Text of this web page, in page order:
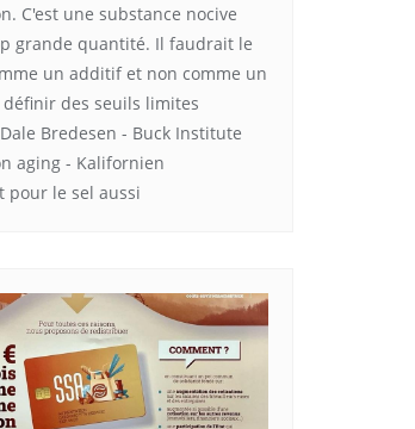
C'est une substance nocive
grande quantité. Il faudrait le
un additif et non comme un
des seuils limites
Bredesen - Buck Institute
aging - Kalifornien
pour le sel aussi